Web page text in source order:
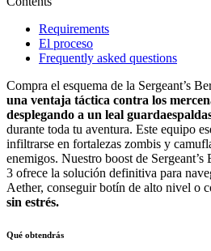
Requirements
El proceso
Frequently asked questions
Compra el esquema de la Sergeant’s
una ventaja táctica contra los
desplegando a un leal
durante toda tu aventura. Este equipo
infiltrarse en fortalezas zombis y
enemigos. Nuestro boost de
3 ofrece la solución definitiva para
Aether, conseguir botín de alto nivel o
sin estrés.
Qué obtendrás